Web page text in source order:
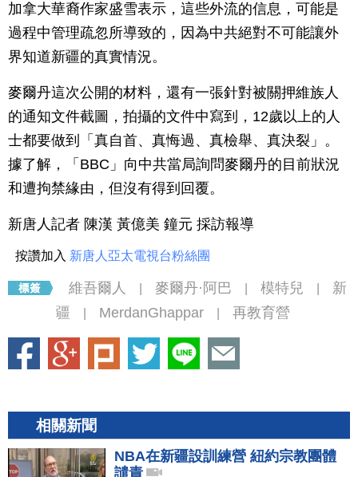
加拿大華裔作家盛雪表示，這些外流的信息，可能是
過程中管理疏忽所導致的，因為中共絕對不可能讓外
界知道新疆的真實情況。
麥爾丹這次公開的材料，還有一張針對被關押維族人
的通知文件截圖，拍攝的文件中寫到，12歲以上的人
士都要做到「真自首、真悔過、真檢舉、真決裂」。
據了解，「BBC」向中共當局詢問麥爾丹的目前狀況
和遭拘禁緣由，但沒有得到回覆。
新唐人記者 陳漢 黃億美 鐘元 採訪報導
按讚加入 新唐人亞太電視台粉絲團
維吾爾人 麥爾丹·阿巴 模特兒
新
疆
MerdanGhappar 再教育營
相關新聞
NBA在新疆設訓練營 紐約宗教團體
譴責